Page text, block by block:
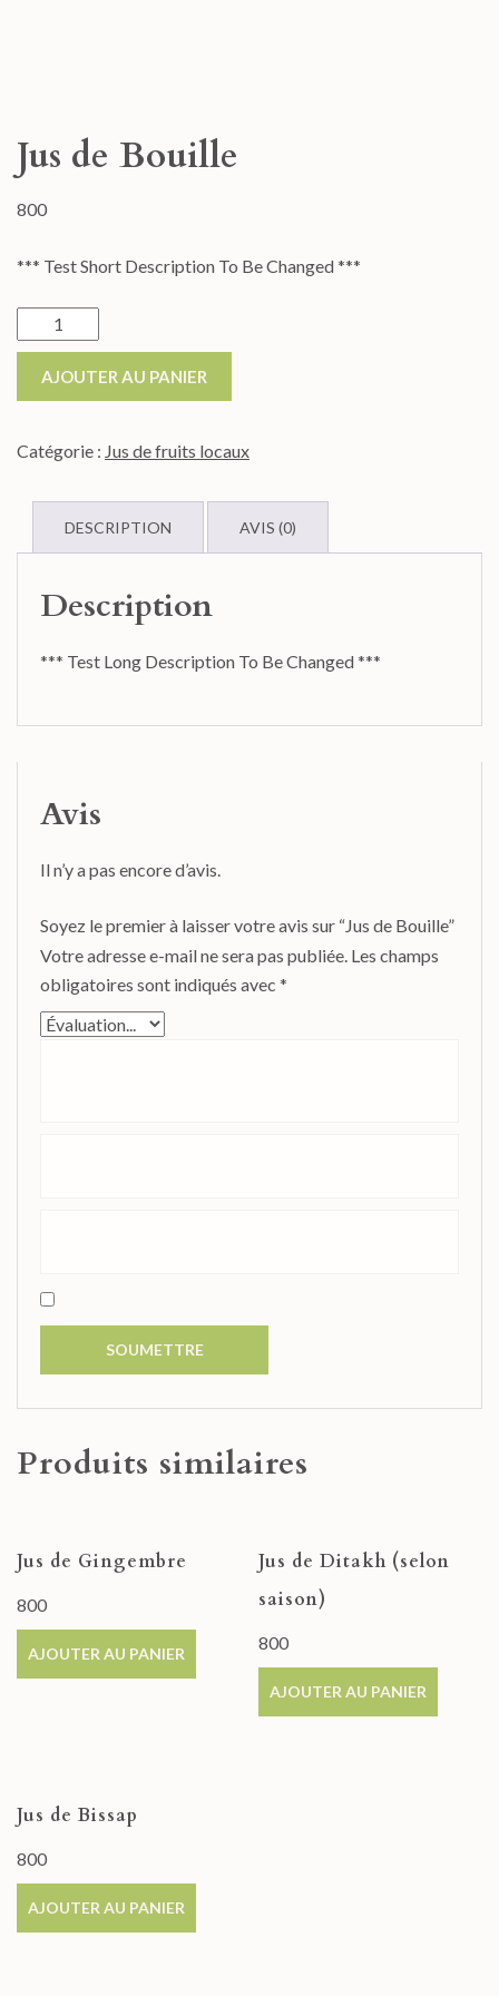
Jus de Bouille
800
*** Test Short Description To Be Changed ***
AJOUTER AU PANIER
Catégorie : Jus de fruits locaux
DESCRIPTION AVIS (0)
Description
*** Test Long Description To Be Changed ***
Avis
Il n’y a pas encore d’avis.
Soyez le premier à laisser votre avis sur “Jus de Bouille”
Votre adresse e-mail ne sera pas publiée. Les champs
obligatoires sont indiqués avec *
Produits similaires
Jus de Gingembre
800
AJOUTER AU PANIER
Jus de Ditakh (selon
saison)
800
AJOUTER AU PANIER
Jus de Bissap
800
AJOUTER AU PANIER